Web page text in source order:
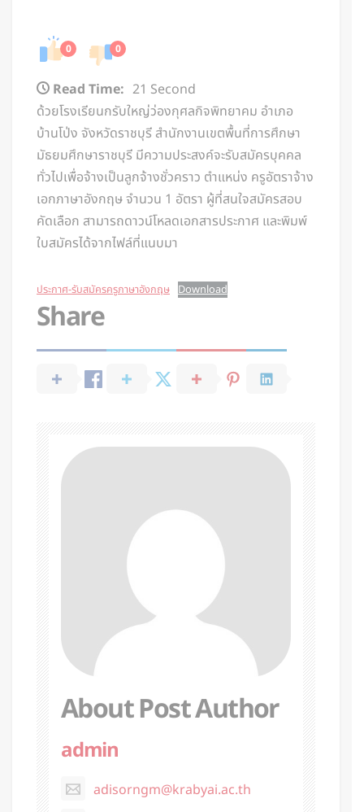
0 0
Read Time: 21 Second
ด้วยโรงเรียนกรับใหญ่ว่องกุศลกิจพิทยาคม อำเภอ
บ้านโป่ง จังหวัดราชบุรี สำนักงานเขตพื้นที่การศึกษา
มัธยมศึกษาราชบุรี มีความประสงค์จะรับสมัครบุคคล
ทั่วไปเพื่อจ้างเป็นลูกจ้างชั่วคราว ตำแหน่ง ครูอัตราจ้าง
เอกภาษาอังกฤษ จำนวน 1 อัตรา ผู้ที่สนใจสมัครสอบ
คัดเลือก สามารถดาวน์โหลดเอกสารประกาศ และพิมพ์
ใบสมัครได้จากไฟล์ที่แนบมา
ประกาศ-รับสมัครครูภาษาอังกฤษ Download
Share
About Post Author
admin
adisorngm@krabyai.ac.th